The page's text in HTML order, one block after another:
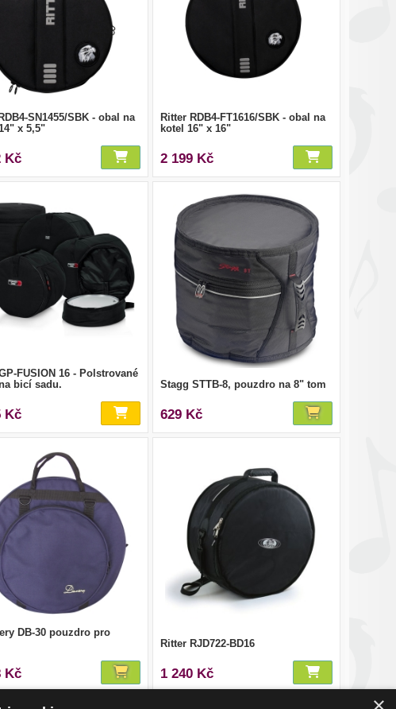
SN1455/SBK - obal na
x 5,5"
Kč
Ritter RDB4-FT1616/SBK - obal na
kotel 16" x 16"
2 199 Kč
FUSION 16 - Polstrované
bicí sadu.
Kč
Stagg STTB-8, pouzdro na 8" tom
629 Kč
DB-30 pouzdro pro
Kč
Ritter RJD722-BD16
1 240 Kč